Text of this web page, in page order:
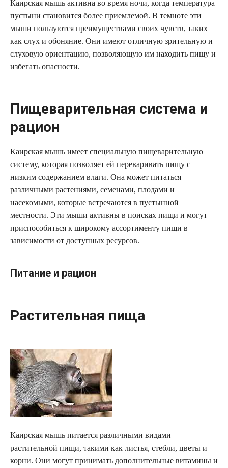
Каирская мышь активна во время ночи, когда температура
пустыни становится более приемлемой. В темноте эти
мыши пользуются преимуществами своих чувств, таких
как слух и обоняние. Они имеют отличную зрительную и
слуховую ориентацию, позволяющую им находить пищу и
избегать опасности.
Пищеварительная система и
рацион
Каирская мышь имеет специальную пищеварительную
систему, которая позволяет ей переваривать пищу с
низким содержанием влаги. Она может питаться
различными растениями, семенами, плодами и
насекомыми, которые встречаются в пустынной
местности. Эти мыши активны в поисках пищи и могут
приспособиться к широкому ассортименту пищи в
зависимости от доступных ресурсов.
Питание и рацион
Растительная пища
Каирская мышь питается различными видами
растительной пищи, такими как листья, стебли, цветы и
корни. Они могут принимать дополнительные витамины и